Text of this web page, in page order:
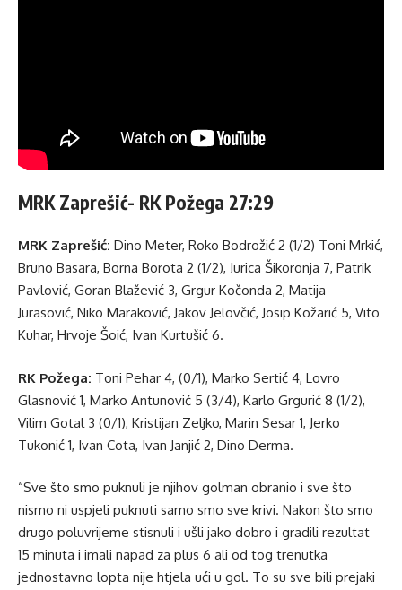
MRK Zaprešić- RK Požega 27:29
MRK Zaprešić: Dino Meter, Roko Bodrožić 2 (1/2) Toni Mrkić,
Bruno Basara, Borna Borota 2 (1/2), Jurica Šikoronja 7, Patrik
Pavlović, Goran Blažević 3, Grgur Kočonda 2, Matija
Jurasović, Niko Maraković, Jakov Jelovčić, Josip Kožarić 5, Vito
Kuhar, Hrvoje Šoić, Ivan Kurtušić 6.
RK Požega: Toni Pehar 4, (0/1), Marko Sertić 4, Lovro
Glasnović 1, Marko Antunović 5 (3/4), Karlo Grgurić 8 (1/2),
Vilim Gotal 3 (0/1), Kristijan Zeljko, Marin Sesar 1, Jerko
Tukonić 1, Ivan Cota, Ivan Janjić 2, Dino Derma.
“Sve što smo puknuli je njihov golman obranio i sve što
nismo ni uspjeli puknuti samo smo sve krivi. Nakon što smo
drugo poluvrijeme stisnuli i ušli jako dobro i gradili rezultat
15 minuta i imali napad za plus 6 ali od tog trenutka
jednostavno lopta nije htjela ući u gol. To su sve bili prejaki